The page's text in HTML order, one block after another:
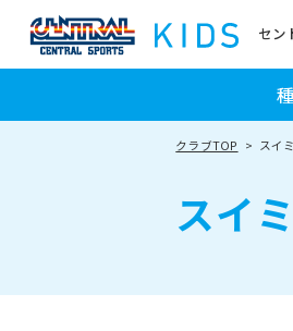
セン
クラブTOP スイ
スイ